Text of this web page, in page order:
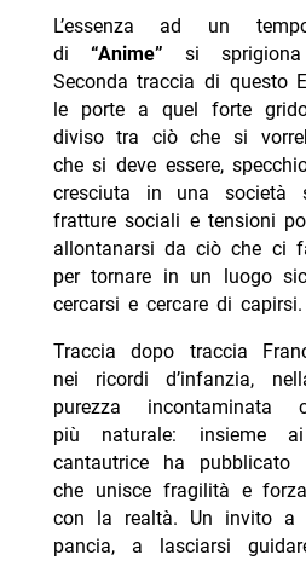
L’essenza ad un
di “Anime” si
Seconda traccia di questo
le porte a quel forte
diviso tra ciò che si
che si deve essere,
cresciuta in una società
fratture sociali e tensioni
allontanarsi da ciò che ci
per tornare in un luogo
cercarsi e cercare di capirsi.
Traccia dopo traccia
nei ricordi d’infanzia,
purezza incontaminata
più naturale: insieme
cantautrice ha pubblicato
che unisce fragilità e
con la realtà. Un invito a
pancia, a lasciarsi